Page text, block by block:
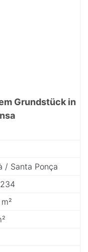
Grundstück in
/ Santa Ponça